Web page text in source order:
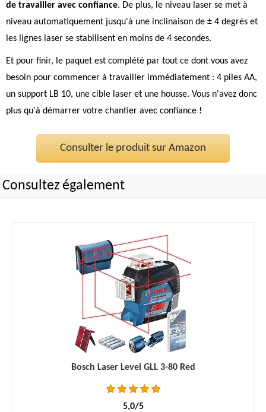
de travailler avec confiance. De plus, le niveau laser se met à
niveau automatiquement jusqu'à une inclinaison de ± 4 degrés et
les lignes laser se stabilisent en moins de 4 secondes.
Et pour finir, le paquet est complété par tout ce dont vous avez
besoin pour commencer à travailler immédiatement : 4 piles AA,
un support LB 10, une cible laser et une housse. Vous n'avez donc
plus qu'à démarrer votre chantier avec confiance !
Consulter le produit sur Amazon
Consultez également
Bosch Laser Level GLL 3-80 Red
5,0/5